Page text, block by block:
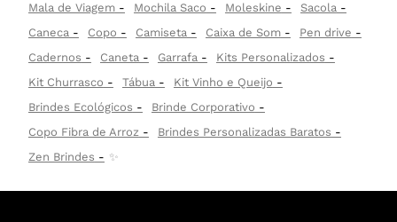
Mala de Viagem
Mochila Saco Moleskine
Sacola
Caneca
Copo Camiseta Caixa de Som
Pen drive
Cadernos
Caneta Garrafa
Kits Personalizados
Kit Churrasco
Tábua
Kit Vinho e Queijo
Brindes Ecológicos
Brinde Corporativo
Copo Fibra de Arroz
Brindes Personalizadas Baratos
Zen Brindes
✨